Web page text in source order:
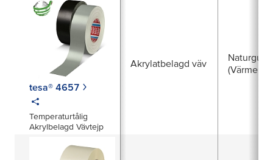
utomhusapplikationer
såsom reparation,
bindning, paketering -
lättanvänd, väldigt god
vidhäftningsförmåga.
tesa® 4657
Temperaturtålig
Akrylbelagd Vävtejp
Akrylatbelagd väv
(Värme